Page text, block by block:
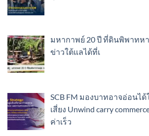
มหากาพย์ 20 ปี ที่ดินพิพาทห
ข่าวใต้แลได้ที่เ
SCB FM มองบาทอาจอ่อนไ
เสี่ยง Unwind carry
ค่าเร็ว